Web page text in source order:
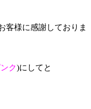
客様に感謝しておりま
ク)にしてと